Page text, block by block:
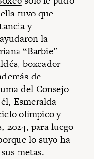
tuvo que
y
la
“Barbie”
boxeador
de
del Consejo
Esmeralda
olímpico y
2024, para luego
lo suyo ha
metas.